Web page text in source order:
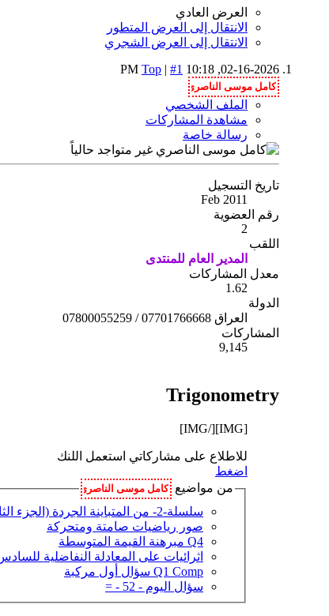
العرض العادي
الانتقال إلى العرض المتطور
الانتقال إلى العرض الشجري
02-16-2026,
10:18 PM
Top | #1
الملف الشخصي
مشاهدة المشاركات
رسالة خاصة
تاريخ التسجيل
Feb 2011
رقم العضوية
2
اللقب
المدير العام للمنتدى
معدل المشاركات
1.62
الدولة
العراق 07701766668 / 07800055259
المشاركات
9,145
Trigonometry
[IMG]
[/IMG]
للاطلاع على مشاركاتي استعمل اللنك
اضغط
من مواضيع
سلسلة-2- من المتباينة الجردة (الجزء الثاني)
صور رياضيات صامتة ومتحركة
Q4 مبرهنة القيمة المتوسطة
اثرائيات على المعادلة النفاضلية
Q1 Comp سؤال أول مركبة
سؤال اليوم - 52 - =